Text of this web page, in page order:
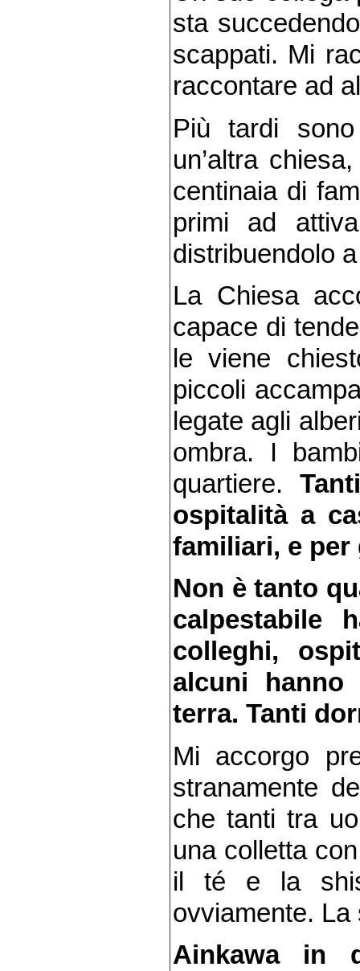
sta
scappati. Mi
raccontare ad
Più tardi
un’altra
centinaia di
primi ad
distribuendolo
La Chiesa
capace di
le viene
piccoli
legate agli
ombra. I
quartiere.
ospitalità a
familiari, e
Non è tanto
calpestabile
colleghi,
alcuni
terra. Tanti
Mi accorgo
stranamente
che tanti tra
una colletta
il té e la
ovviamente.
Ainkawa in